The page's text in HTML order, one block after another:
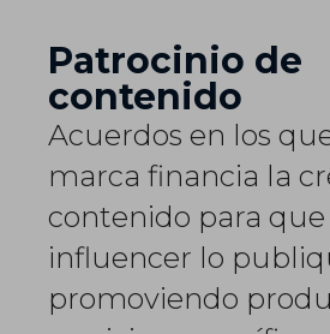
Patrocinio de
contenido
Acuerdos en los
marca financia la
contenido para
influencer lo
promoviendo